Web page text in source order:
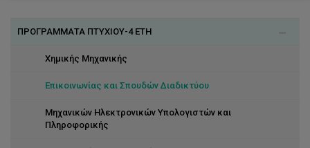
ΠΡΟΓΡΑΜΜΑΤΑ ΠΤΥΧΙΟΥ-4 ΕΤΗ
Χημικής Μηχανικής
Επικοινωνίας και Σπουδών Διαδικτύου
Μηχανικών Ηλεκτρονικών Υπολογιστών και
Πληροφορικής